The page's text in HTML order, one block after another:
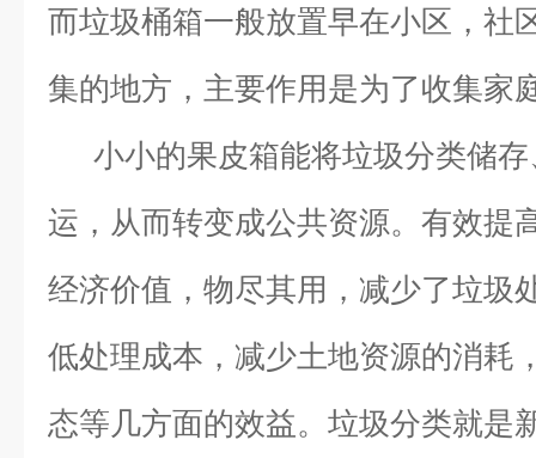
而垃圾桶箱一般放置早在小区，社
集的地方，主要作用是为了收集家
小小的果皮箱能将垃圾分类储
运，从而转变成公共资源。有效提
经济价值，物尽其用，减少了垃圾
低处理成本，减少土地资源的消耗
态等几方面的效益。垃圾分类就是